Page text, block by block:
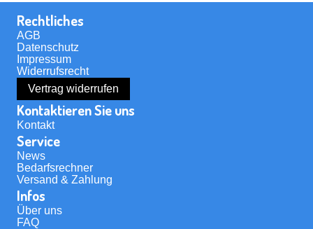
Rechtliches
AGB
Datenschutz
Impressum
Widerrufsrecht
Vertrag widerrufen
Kontaktieren Sie uns
Kontakt
Service
News
Bedarfsrechner
Versand & Zahlung
Infos
Über uns
FAQ